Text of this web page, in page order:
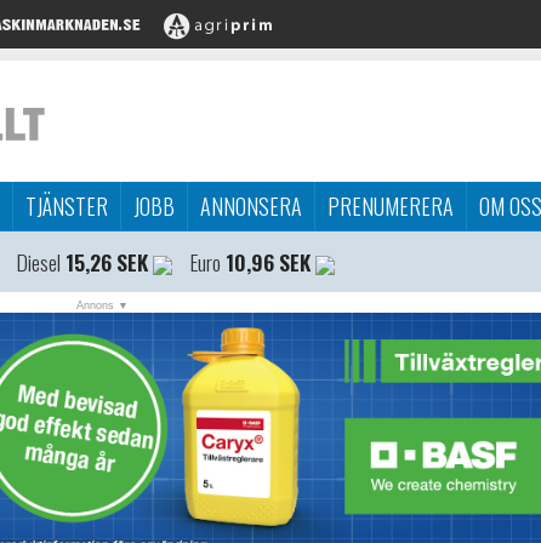
TJÄNSTER JOBB ANNONSERA PRENUMERERA
OM OSS
Diesel 15,26 SEK Euro 10,96 SEK